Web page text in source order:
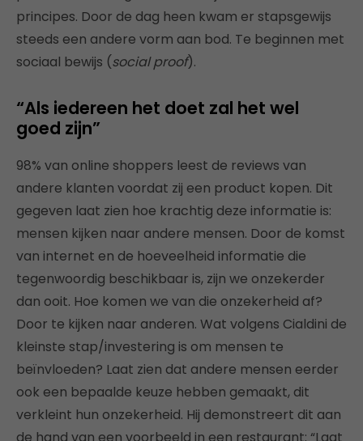
principes. Door de dag heen kwam er stapsgewijs
steeds een andere vorm aan bod. Te beginnen met
sociaal bewijs (social proof).
“Als iedereen het doet zal het wel
goed zijn”
98% van online shoppers leest de reviews van
andere klanten voordat zij een product kopen. Dit
gegeven laat zien hoe krachtig deze informatie is:
mensen kijken naar andere mensen. Door de komst
van internet en de hoeveelheid informatie die
tegenwoordig beschikbaar is, zijn we onzekerder
dan ooit. Hoe komen we van die onzekerheid af?
Door te kijken naar anderen. Wat volgens Cialdini de
kleinste stap/investering is om mensen te
beïnvloeden? Laat zien dat andere mensen eerder
ook een bepaalde keuze hebben gemaakt, dit
verkleint hun onzekerheid. Hij demonstreert dit aan